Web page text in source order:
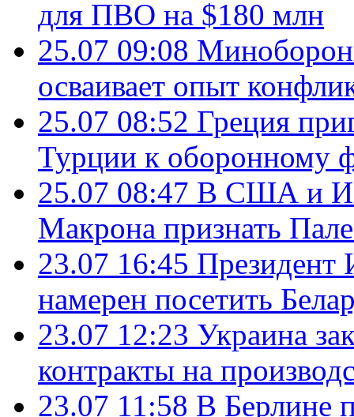
для ПВО на $180 млн
25.07 09:08
осваивает опыт
25.07 08:52 Греция
Турции к оборонному
25.07 08:47 В США и
Макрона признать
23.07 16:45 Президент
намерен посетить
23.07 12:23 Украина
контракты на
23.07 11:58 В Берлине